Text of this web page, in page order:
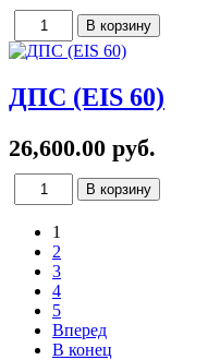
ДПС (EIS 60)
26,600.00 руб.
1
2
3
4
5
Вперед
В конец